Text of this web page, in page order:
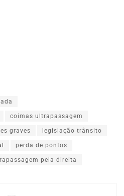
coimas ultrapassagem
graves legislação trânsito
perda de pontos
pela direita